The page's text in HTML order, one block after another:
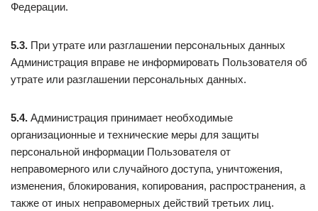
Федерации.
5.3. При утрате или разглашении персональных данных
Администрация вправе не информировать Пользователя об
утрате или разглашении персональных данных.
5.4. Администрация принимает необходимые
организационные и технические меры для защиты
персональной информации Пользователя от
неправомерного или случайного доступа, уничтожения,
изменения, блокирования, копирования, распространения, а
также от иных неправомерных действий третьих лиц.